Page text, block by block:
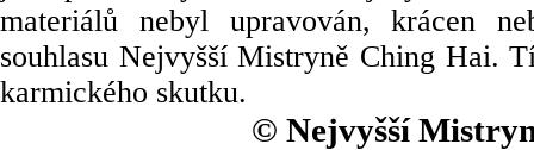
materiálů nebyl upravován, krácen
souhlasu Nejvyšší Mistryně Ching Hai.
karmického skutku.
© Nejvyšší